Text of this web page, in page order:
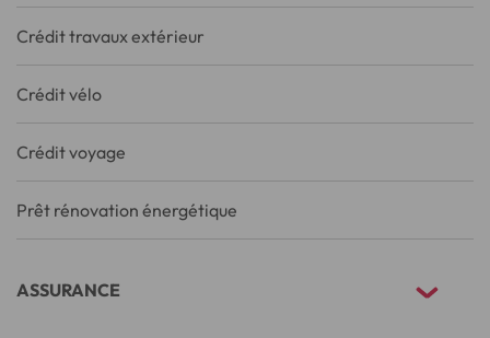
Crédit travaux extérieur
Crédit vélo
Crédit voyage
Prêt rénovation énergétique
ASSURANCE